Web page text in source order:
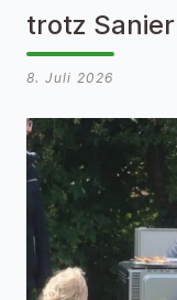
trotz
8. Juli 2026